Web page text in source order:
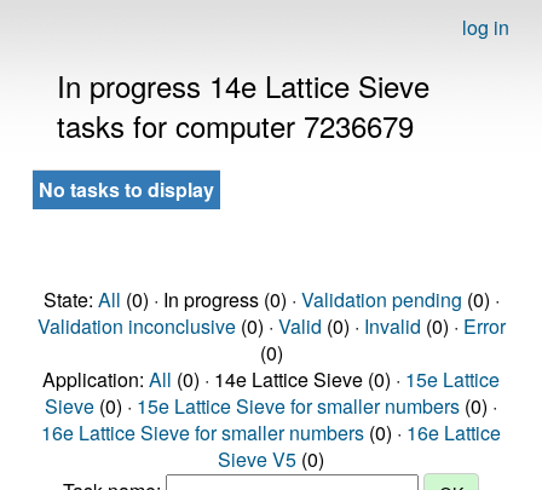
log in
In progress 14e Lattice Sieve
tasks for computer 7236679
No tasks to display
State: All (0) · In progress (0) · Validation pending (0) ·
Validation inconclusive(0) · Valid (0) · Invalid (0) · Error
(0)
Application: All (0) · 14e Lattice Sieve (0) · 15e Lattice
Sieve (0) · 15e Lattice Sieve for smaller numbers (0) ·
16e Lattice Sieve for smaller numbers (0) · 16e Lattice
Sieve V5 (0)